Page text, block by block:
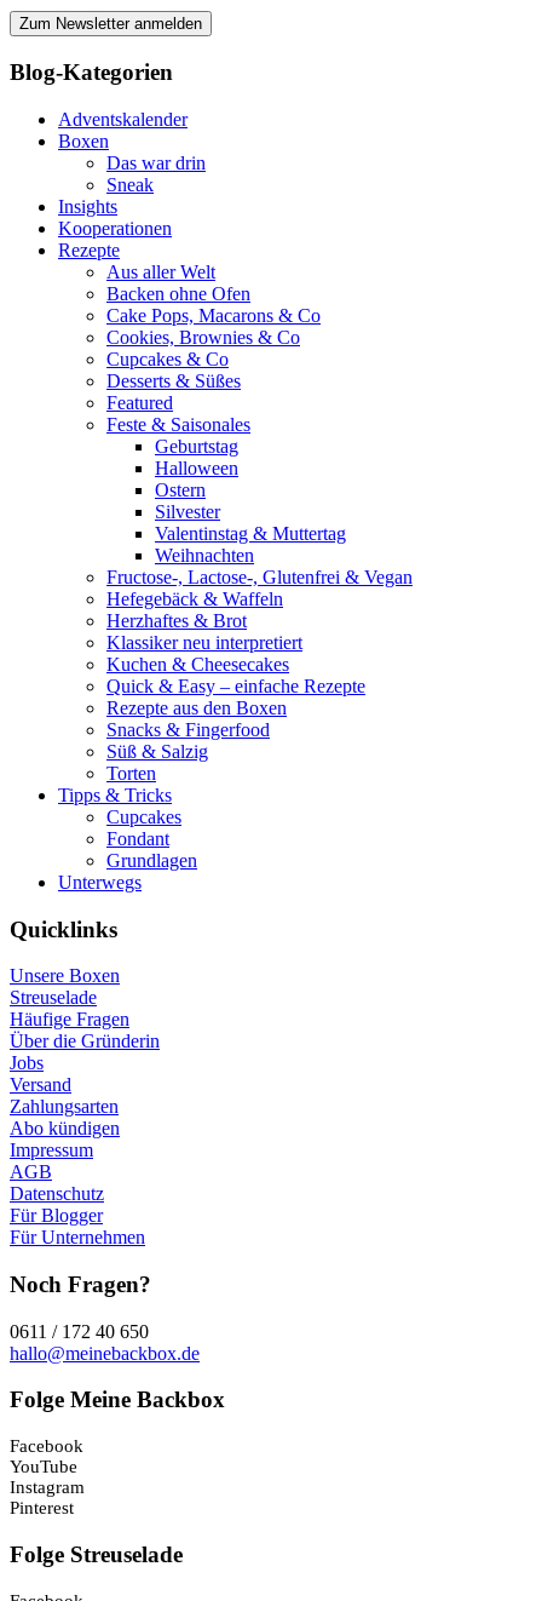
Blog-Kategorien
Adventskalender
Boxen
Das war drin
Sneak
Insights
Kooperationen
Rezepte
Aus aller Welt
Backen ohne Ofen
Cake Pops, Macarons & Co
Cookies, Brownies & Co
Cupcakes & Co
Desserts & Süßes
Featured
Feste & Saisonales
Geburtstag
Halloween
Ostern
Silvester
Valentinstag & Muttertag
Weihnachten
Fructose-, Lactose-, Glutenfrei & Vegan
Hefegebäck & Waffeln
Herzhaftes & Brot
Klassiker neu interpretiert
Kuchen & Cheesecakes
Quick & Easy – einfache Rezepte
Rezepte aus den Boxen
Snacks & Fingerfood
Süß & Salzig
Torten
Tipps & Tricks
Cupcakes
Fondant
Grundlagen
Unterwegs
Quicklinks
Unsere Boxen
Streuselade
Häufige Fragen
Über die Gründerin
Jobs
Versand
Zahlungsarten
Abo kündigen
Impressum
AGB
Datenschutz
Für Blogger
Für Unternehmen
Noch Fragen?
0611 / 172 40 650
hallo@meinebackbox.de
Folge Meine Backbox
Facebook
YouTube
Instagram
Pinterest
Folge Streuselade